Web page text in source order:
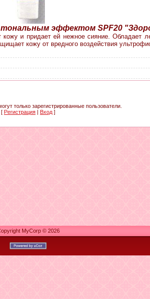
эффектом SPF20
кожу и придает ей нежное сияние. Обладает
кожу от вредного воздействия
только зарегистрированные пользователи.
[ Регистрация | Вход ]
MyCorp © 2026